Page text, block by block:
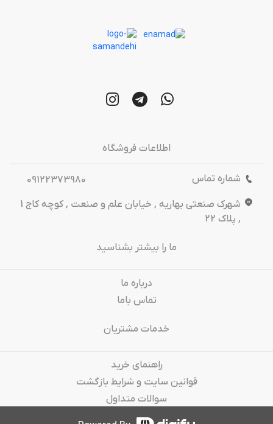
اطلاعات فروشگاه
شماره تماس
09122373980
شهرک صنعتی بهاریه , خیابان علم و صنعت , کوچه کاج 1
, پلاک 22
ما را بیشتر بشناسید
درباره‌ ما
تماس باما
خدمات مشتریان
راهنمای خرید
قوانین سایت و شرایط بازگشت
سوالات متداول